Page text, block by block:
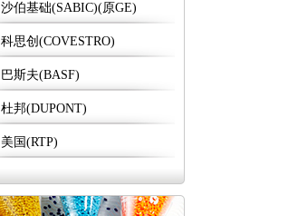
沙伯基础(SABIC)(原GE)
科思创(COVESTRO)
巴斯夫(BASF)
杜邦(DUPONT)
美国(RTP)